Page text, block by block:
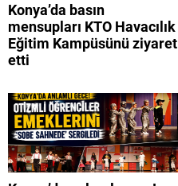
Konya’da basın
mensupları KTO Havacılık
Eğitim Kampüsünü ziyaret
etti